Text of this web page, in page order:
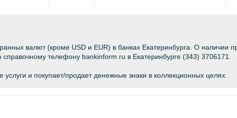
валют (кроме USD и EUR) в банках Екатеринбурга. О наличии
телефону bankinform.ru в Екатеринбурге (343) 3706171.
и покупает/продает денежные знаки в коллекционных целях.